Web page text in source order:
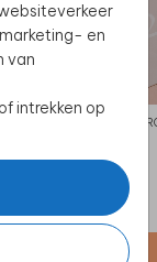
en
van
intrekken op